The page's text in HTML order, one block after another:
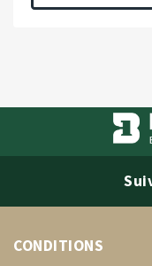
CONDITIONS